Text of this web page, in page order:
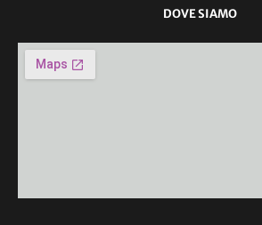
DOVE SIAMO